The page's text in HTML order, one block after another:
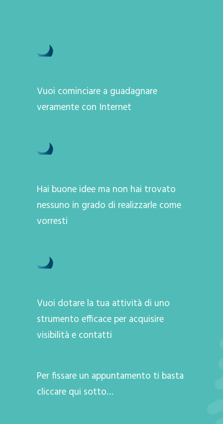
Vuoi cominciare a guadagnare
veramente con Internet
Hai buone idee ma non hai trovato
nessuno in grado di realizzarle come
vorresti
Vuoi dotare la tua attività di uno
strumento efficace per acquisire
visibilità e contatti
Per fissare un appuntamento ti basta
cliccare qui sotto…